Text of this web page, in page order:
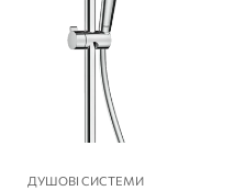
ДУШОВІ СИСТЕМИ